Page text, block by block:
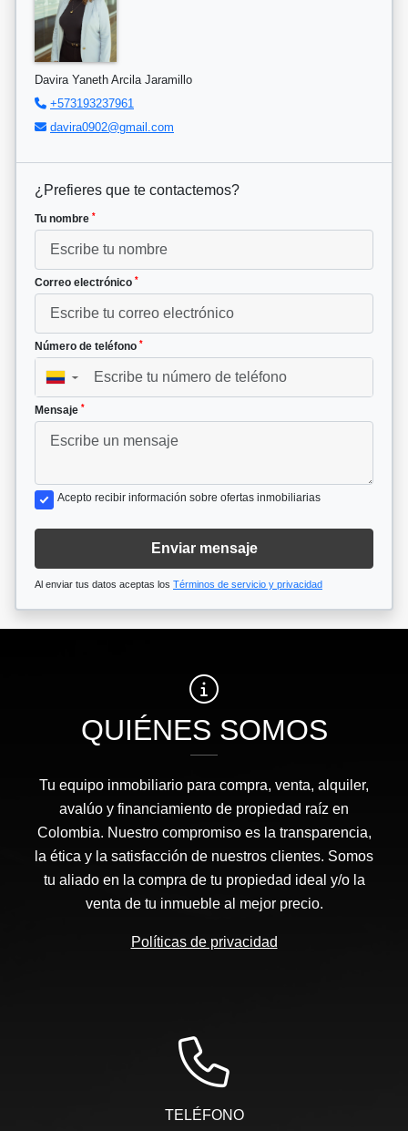
Davira Yaneth Arcila Jaramillo
+573193237961
davira0902@gmail.com
¿Prefieres que te contactemos?
Tu nombre *
Correo electrónico *
Número de teléfono *
▼
Mensaje *
Acepto recibir información sobre ofertas inmobiliarias
Enviar mensaje
Al enviar tus datos aceptas los Términos de servicio y privacidad
QUIÉNES SOMOS
Tu equipo inmobiliario para compra, venta, alquiler,
avalúo y financiamiento de propiedad raíz en
Colombia. Nuestro compromiso es la transparencia,
la ética y la satisfacción de nuestros clientes. Somos
tu aliado en la compra de tu propiedad ideal y/o la
venta de tu inmueble al mejor precio.
Políticas de privacidad
TELÉFONO